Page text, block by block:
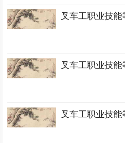
叉车工职业技能
叉车工职业技能
叉车工职业技能